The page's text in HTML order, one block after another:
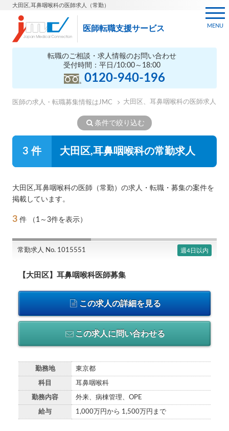
大田区,耳鼻咽喉科の医師求人（常勤）
医師転職支援サービス
転職のご相談・求人情報のお問い合わせ
受付時間：平日/10:00～18:00
0120-940-196
MENU
医師の求人・転職募集情報はJMC 大田区、耳鼻咽喉科の医師求人
条件で絞り込む
3 件 大田区,耳鼻咽喉科の常勤求人
大田区,耳鼻咽喉科の医師（常勤）の求人・転職・募集の案件を
掲載しています。
3 件 （1～3件を表示）
常勤求人 No. 1015551 週4日以内
【大田区】耳鼻咽喉科医師募集
この求人の詳細を見る
この求人に問い合わせる
勤務地 東京都
科目 耳鼻咽喉科
勤務内容 外来、病棟管理、OPE
給与 1,000万円から 1,500万円まで